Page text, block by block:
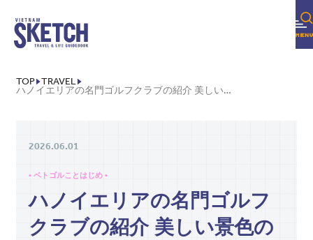
TOP TRAVEL
ハノイエリアの名門ゴルフクラブの紹介 美しい景色の中でプレーを楽しむ
2026.06.01
• ベトゴルことはじめ •
ハノイエリアの名門ゴルフ
クラブの紹介 美しい景色の